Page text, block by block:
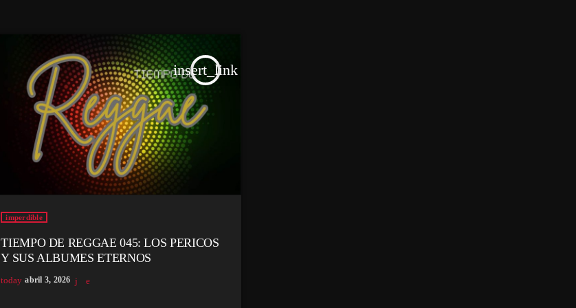
insert_link
imperdible
TIEMPO DE REGGAE 045: LOS PERICOS
Y SUS ALBUMES ETERNOS
today abril 3, 2026